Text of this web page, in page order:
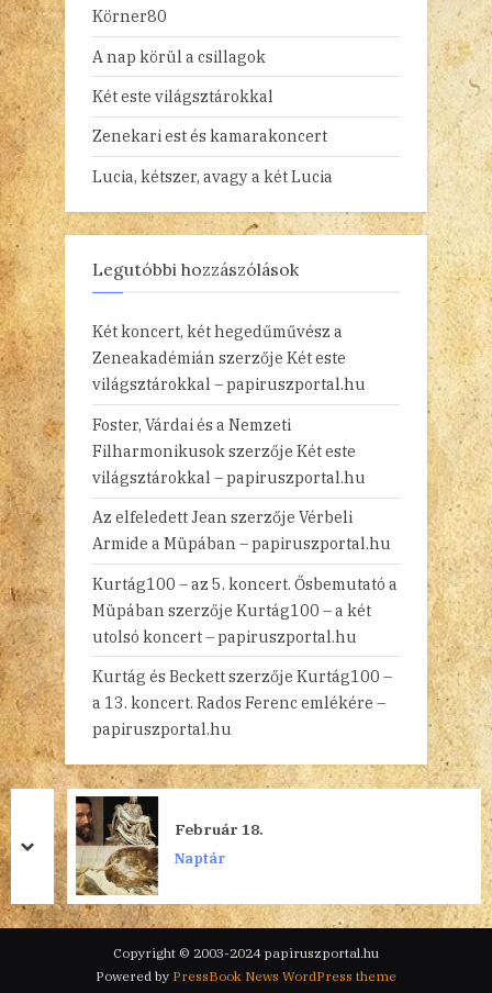
Körner80
A nap körül a csillagok
Két este világsztárokkal
Zenekari est és kamarakoncert
Lucia, kétszer, avagy a két Lucia
Legutóbbi hozzászólások
Két koncert, két hegedűművész a
Zeneakadémián szerzője Két este
világsztárokkal – papiruszportal.hu
Foster, Várdai és a Nemzeti
Filharmonikusokszerzője Két este
világsztárokkal – papiruszportal.hu
Az elfeledett Jean szerzője Vérbeli
Armide a Müpában – papiruszportal.hu
Kurtág100 – az 5. koncert. Ősbemutató a
Müpában szerzője Kurtág100 – a két
utolsó koncert – papiruszportal.hu
Kurtág és Beckettszerzője Kurtág100 –
a 13. koncert. Rados Ferenc emlékére –
papiruszportal.hu
Február 18.
Naptár
prev
next
Copyright © 2003-2024 papiruszportal.hu
Powered by PressBook News WordPress theme